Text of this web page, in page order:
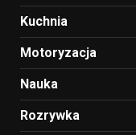
Kuchnia
Motoryzacja
Nauka
Rozrywka